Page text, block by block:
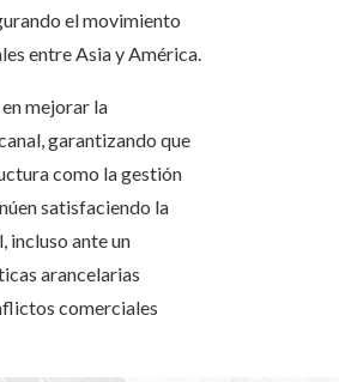
el movimiento
entre Asia y América.
mejorar la
garantizando que
como la gestión
satisfaciendo la
incluso ante un
arancelarias
comerciales